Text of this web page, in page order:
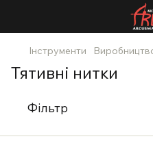
Інструменти
Тятивні нитки
Фільтр